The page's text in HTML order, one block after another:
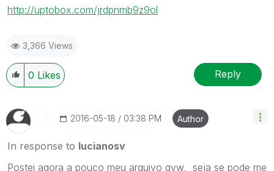
http://uptobox.com/jrdpnmb9z9ol
3,366 Views
0 Likes Reply
‎2016-05-18 03:38 PM Author
In response to lucianosv
Postei agora a pouco meu arquivo qvw, seja se pode me